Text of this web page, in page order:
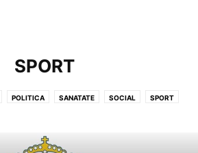
SPORT
POLITICA SANATATE SOCIAL SPORT